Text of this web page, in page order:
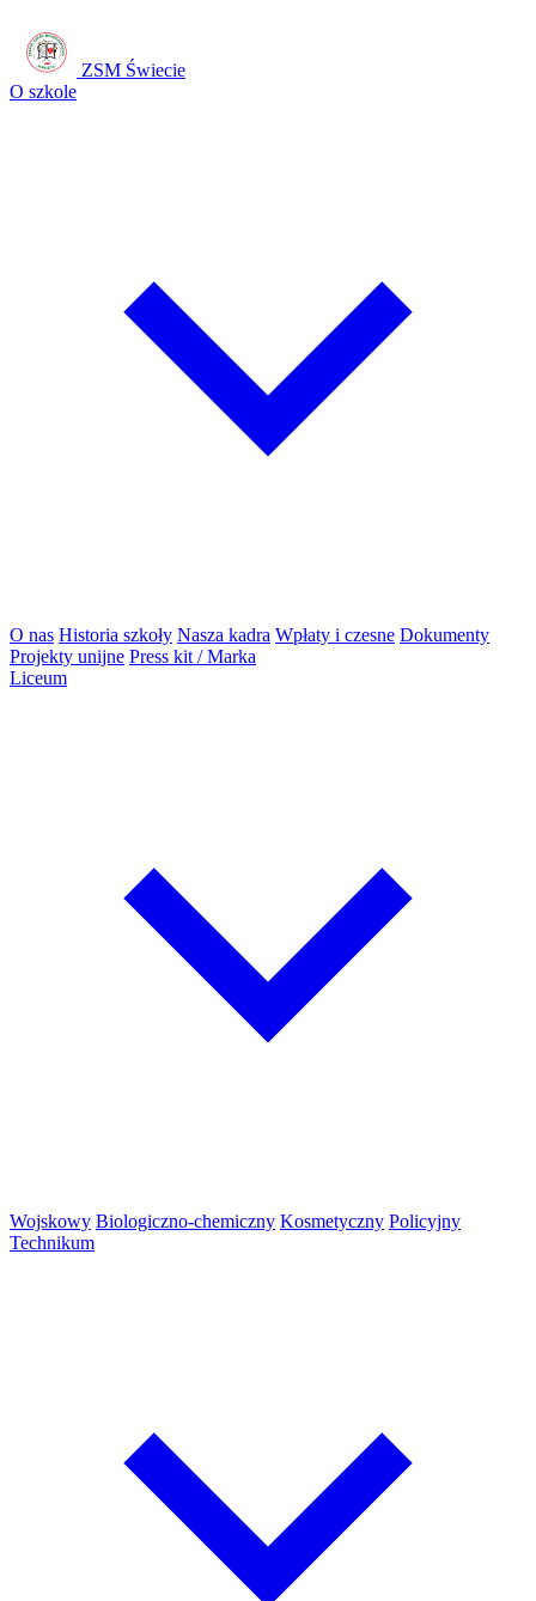
ZSM Świecie
O szkole
O nas Historia szkoły Nasza kadra Wpłaty i czesne Dokumenty
Projekty unijne Press kit / Marka
Liceum
Wojskowy Biologiczno-chemiczny Kosmetyczny Policyjny
Technikum